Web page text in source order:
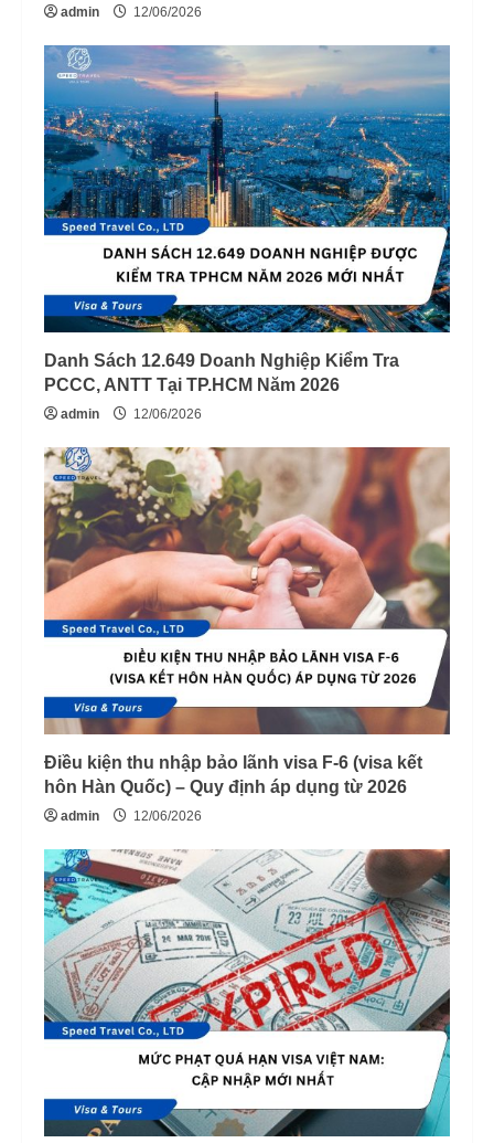
admin 12/06/2026
Danh Sách 12.649 Doanh Nghiệp Kiểm Tra
PCCC, ANTT Tại TP.HCM Năm 2026
admin 12/06/2026
Điều kiện thu nhập bảo lãnh visa F-6 (visa kết
hôn Hàn Quốc) – Quy định áp dụng từ 2026
admin 12/06/2026